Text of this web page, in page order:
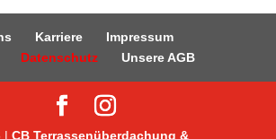
Karriere
Impressum
Datenschutz Unsere AGB
|CB Terrassenüberdachung &